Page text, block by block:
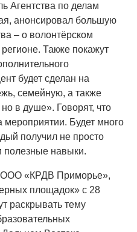
Агентства по делам
анонсировал большую
– о волонтёрском
Также покажут
будет сделан на
семейную, а также
в душе». Говорят, что
мероприятии. Будет много
получил не просто
полезные навыки.
ООО «КРДВ Приморье»,
площадок» с 28
раскрывать тему